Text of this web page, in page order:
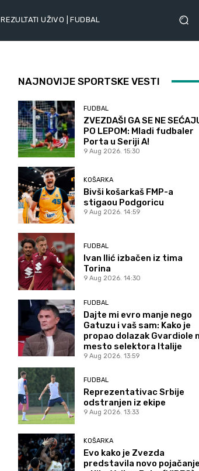
REZULTATI UŽIVO | FUDBAL
NAJNOVIJE SPORTSKE VESTI
FUDBAL
ZVEZDAŠI GA SE NE
PO LEPOM: Mladi fudbaler
Porta u Seriji A!
9 Aug 2026. 15:30
KOŠARKA
Bivši košarkaš FMP-a
stigaou Podgoricu
9 Aug 2026. 14:59
FUDBAL
Ivan Ilić izbačen iz tima
Torina
9 Aug 2026. 14:30
FUDBAL
Dajte mi evro manje nego
Gatuzu i vaš sam: Kako je
propao dolazak Gvardiole
mesto selektora Italije
9 Aug 2026. 13:59
FUDBAL
Reprezentativac Srbije
odstranjen iz ekipe
9 Aug 2026. 13:33
KOŠARKA
Evo kako je Zvezda
predstavila novo pojačanje